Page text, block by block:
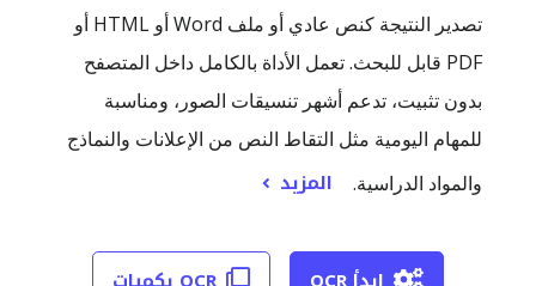
تصدير النتيجة كنص عادي أو ملف Word أو HTML أو
PDF قابل للبحث. تعمل الأداة بالكامل داخل المتصفح
بدون تثبيت، تدعم أشهر تنسيقات الصور، ومناسبة
للمهام اليومية مثل التقاط النص من الإعلانات والنماذج
والمواد الدراسية.
المزيد